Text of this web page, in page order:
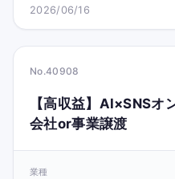
2026/06/16
No.40908
【高収益】AI×SNSオ
会社or事業譲渡
業種